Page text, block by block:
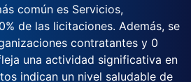
común es Servicios,
de las licitaciones. Además, se
contratantes y 0
una actividad significativa en
indican un nivel saludable de